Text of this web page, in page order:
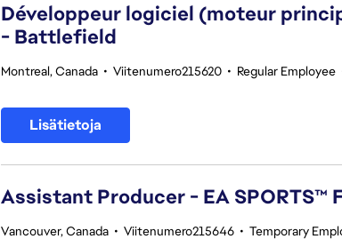
Développeur logiciel (moteur
- Battlefield
Montreal, Canada • Viitenumero215620 • Regular Employee
Lisätietoja
Assistant Producer - EA SPORTS™
Vancouver, Canada • Viitenumero215646 • Temporary